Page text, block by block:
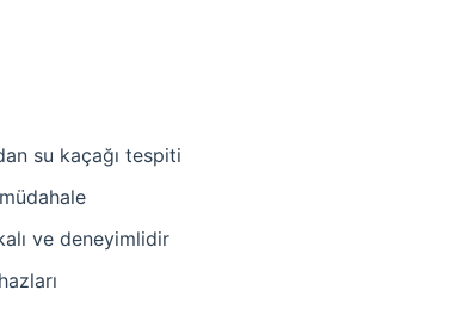
su kaçağı tespiti
ve deneyimlidir